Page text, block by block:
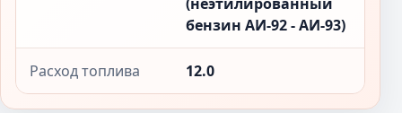
бензин АИ-92 - АИ-93)
Расход топлива 12.0